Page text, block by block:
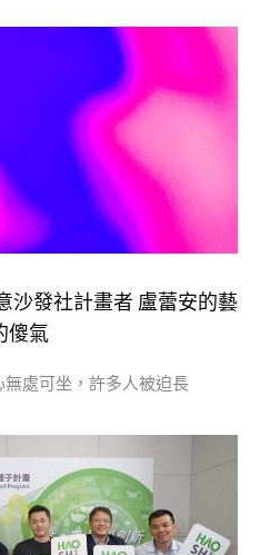
沙發社計畫者 盧蕾安的藝
傻氣
處可坐，許多人被迫長